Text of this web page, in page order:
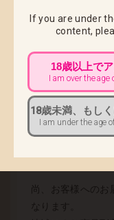
2013.09
2013.09.04
「CAT LAP MILK
発送を延期して
して、下記の通
尚、お客様へのお
なります。
If you are under
content,
18歳以上で
I am over the
18歳未満、もし
I am under the age